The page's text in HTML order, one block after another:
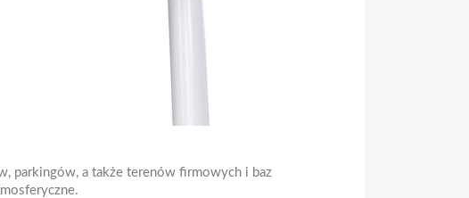
parkingów, a także terenów firmowych i baz